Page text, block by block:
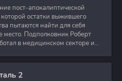
пост-апокалиптической
остатки выжившего
пытаются найти для себя
место. Подполковник Роберт
в медицинском секторе и
2